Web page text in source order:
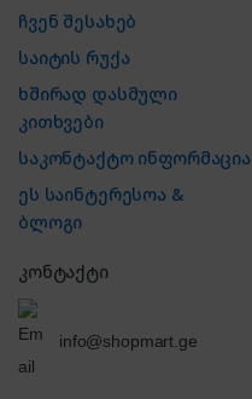
ჩვენ შესახებ
საიტის რუქა
ხშირად დასმული
კითხვები
საკონტაქტო ინფორმაცია
ეს საინტერესოა &
ბლოგი
კონტაქტი
info@shopmart.ge